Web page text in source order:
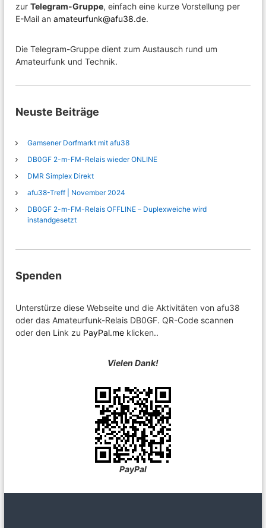
zurTelegram-Gruppe, einfach eine kurze Vorstellung per
E-Mail anamateurfunk@afu38.de.
Die Telegram-Gruppe dient zum Austausch rund um
Amateurfunk und Technik.
Neuste Beiträge
Gamsener Dorfmarkt mit afu38
DB0GF 2-m-FM-Relais wieder ONLINE
DMR Simplex Direkt
afu38-Treff | November 2024
DB0GF 2-m-FM-Relais OFFLINE – Duplexweiche wird
instandgesetzt
Spenden
Unterstürze diese Webseite und die Aktivitäten von afu38
oder das Amateurfunk-Relais DB0GF. QR-Code scannen
oder den Link zu PayPal.me klicken..
Vielen Dank!
PayPal